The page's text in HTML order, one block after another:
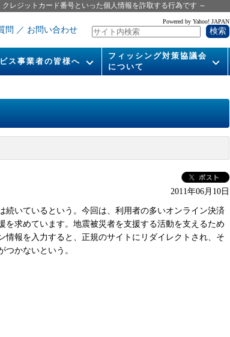
レジットカード番号といった個人情報を詐取する行為です ～
問 ／ お問い合わせ
Powered by Yahoo! JAPAN
ス事業者の皆様へ
フィッシング対策協議会
について
入会案内
パンフレット
2011年06月10日
いているという。今回は、利用者の多いオンライン決済
求めています。地震被災者を支援する活動を支えるため
報を入力すると、正規のサイトにリダイレクトされ、そ
かないという。